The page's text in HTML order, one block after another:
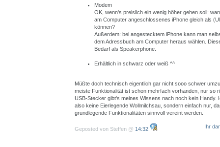
Modem
OK, wenn's preislich ein wenig höher gehen soll:
am Computer angeschlossenes iPhone gleich als
können?
Außerdem: bei angestecktem iPhone kann man
dem Adressbuch am Computer heraus wählen.
Bedarf als Speakerphone.
Erhältlich in schwarz oder weiß ^^
Müßte doch technisch eigentlich gar nicht sooo schwer
meiste Funktionalität ist schon mehrfach vorhanden, nur so
USB-Stecker gibt's meines Wissens nach noch kein Handy.
also keine Eierlegende Wollmilchsau, sondern einfach nur,
grundlegende Funktionalitäten sinnvoll vereint werden.
Geposted von Steffen @ 14:32 Ihr